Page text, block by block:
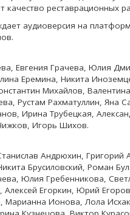
реставрационных
аудиоверсия на
Евгения Грачева, Юлия
Еремина, Никита
Михайлов,
Рустам Рахматуллин, Яна
Ирина Трубецкая,
Игорь Шихов.
Андрюхин, Григорий
Брусиловский, Роман
Юлия Гребенникова,
Алексей Егоркин, Юрий
Марианна Ионова, Лола